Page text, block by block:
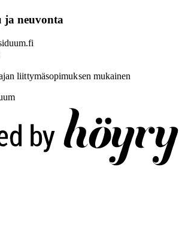
ja neuvonta
liittymäsopimuksen mukainen